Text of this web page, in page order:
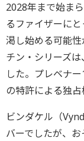
2028年まで始ま
るファイザーに
渇し始める可能
チン・シリーズ
した。プレベナ
の特許による独占
ビンダケル（
バーでしたが、お